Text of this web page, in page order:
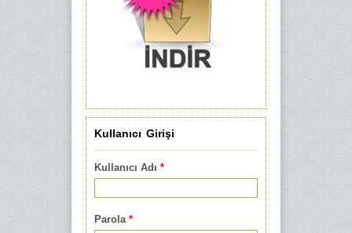
Kullanıcı Girişi
Kullanıcı Adı *
Parola *